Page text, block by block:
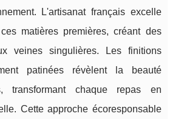
L'artisanat français excelle
matières premières, créant des
veines singulières. Les finitions
patinées révèlent la beauté
transformant chaque repas en
Cette approche écoresponsable